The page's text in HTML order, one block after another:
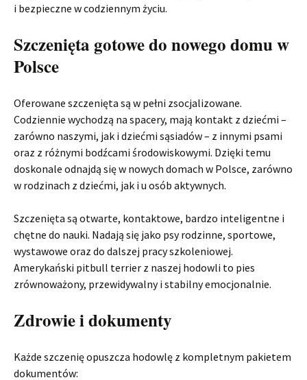
i bezpieczne w codziennym życiu.
Szczenięta gotowe do nowego domu w
Polsce
Oferowane szczenięta są w pełni zsocjalizowane.
Codziennie wychodzą na spacery, mają kontakt z dziećmi –
zarówno naszymi, jak i dziećmi sąsiadów – z innymi psami
oraz z różnymi bodźcami środowiskowymi. Dzięki temu
doskonale odnajdą się w nowych domach w Polsce, zarówno
w rodzinach z dziećmi, jak i u osób aktywnych.
Szczenięta są otwarte, kontaktowe, bardzo inteligentne i
chętne do nauki. Nadają się jako psy rodzinne, sportowe,
wystawowe oraz do dalszej pracy szkoleniowej.
Amerykański pitbull terrier z naszej hodowli to pies
zrównoważony, przewidywalny i stabilny emocjonalnie.
Zdrowie i dokumenty
Każde szczenię opuszcza hodowlę z kompletnym pakietem
dokumentów: